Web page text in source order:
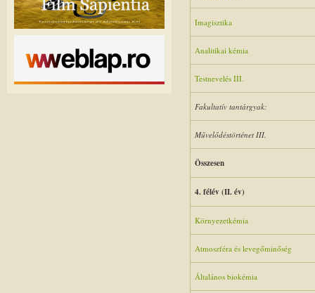
Imagisztika
Analitikai kémia
Testnevelés III.
Fakultatív tantárgyak:
Művelődéstörténet III.
Összesen
4. félév (II. év)
Környezetkémia
Atmoszféra és levegőminőség
Általános biokémia